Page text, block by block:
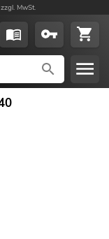
MwSt.